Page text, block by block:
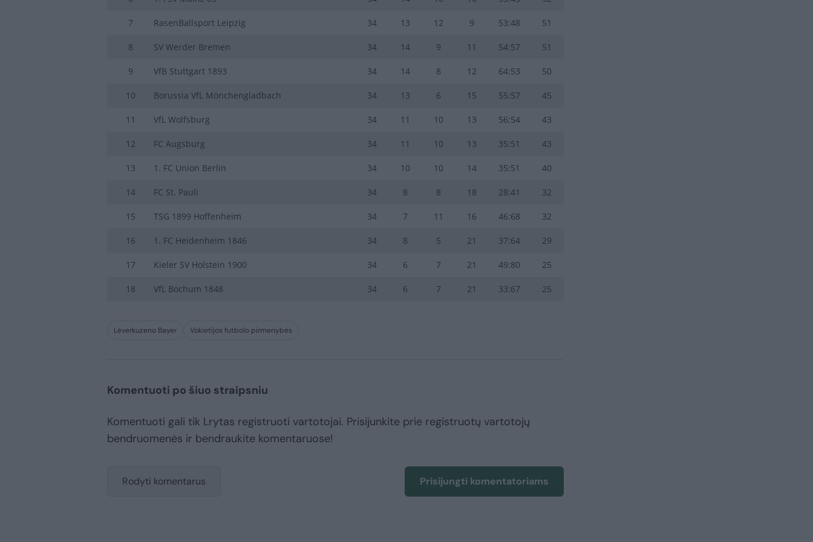
7 RasenBallsport Leipzig 34 13 12 9 53:48 51
8 SV Werder Bremen 34 14 9 11 54:57 51
9 VfB Stuttgart 1893 34 14 8 12 64:53 50
10 Borussia VfL Mönchengladbach 34 13 6 15 55:57 45
11 VfL Wolfsburg 34 11 10 13 56:54 43
12 FC Augsburg 34 11 10 13 35:51 43
13 1. FC Union Berlin 34 10 10 14 35:51 40
14 FC St. Pauli 34 8 8 18 28:41 32
15 TSG 1899 Hoffenheim 34 7 11 16 46:68 32
16 1. FC Heidenheim 1846 34 8 5 21 37:64 29
17 Kieler SV Holstein 1900 34 6 7 21 49:80 25
18 VfL Bochum 1848 34 6 7 21 33:67 25
Lėverkuzeno Bayer Vokietijos futbolo pirmenybės
Komentuoti po šiuo straipsniu
Komentuoti gali tik Lrytas registruoti vartotojai. Prisijunkite prie registruotų vartotojų
bendruomenės ir bendraukite komentaruose!
Rodyti komentarus Prisijungti komentatoriams